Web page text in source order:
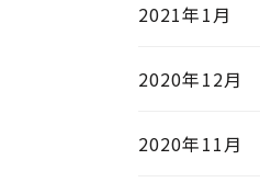
2021年1月
2020年12月
2020年11月